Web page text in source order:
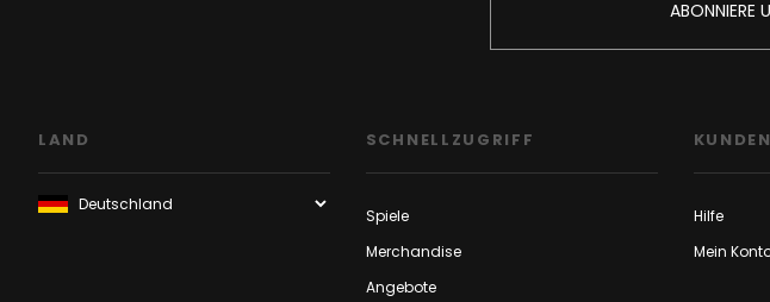
ABONNIERE
LAND SCHNELLZUGRIFF
Spiele
Merchandise
Angebote
Hilfe
Mein